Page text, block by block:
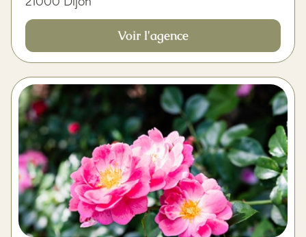
Voir l'agence